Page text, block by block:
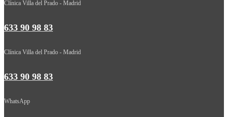
Clínica Villa del Prado - Madrid
633 90 98 83
Clínica Villa del Prado - Madrid
633 90 98 83
WhatsApp